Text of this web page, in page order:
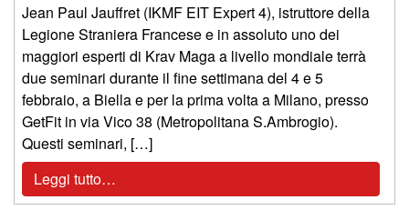
Jean Paul Jauffret (IKMF EIT Expert 4), istruttore della
Legione Straniera Francese e in assoluto uno dei
maggiori esperti di Krav Maga a livello mondiale terrà
due seminari durante il fine settimana del 4 e 5
febbraio, a Biella e per la prima volta a Milano, presso
GetFit in via Vico 38 (Metropolitana S.Ambrogio).
Questi seminari, […]
Leggi tutto…